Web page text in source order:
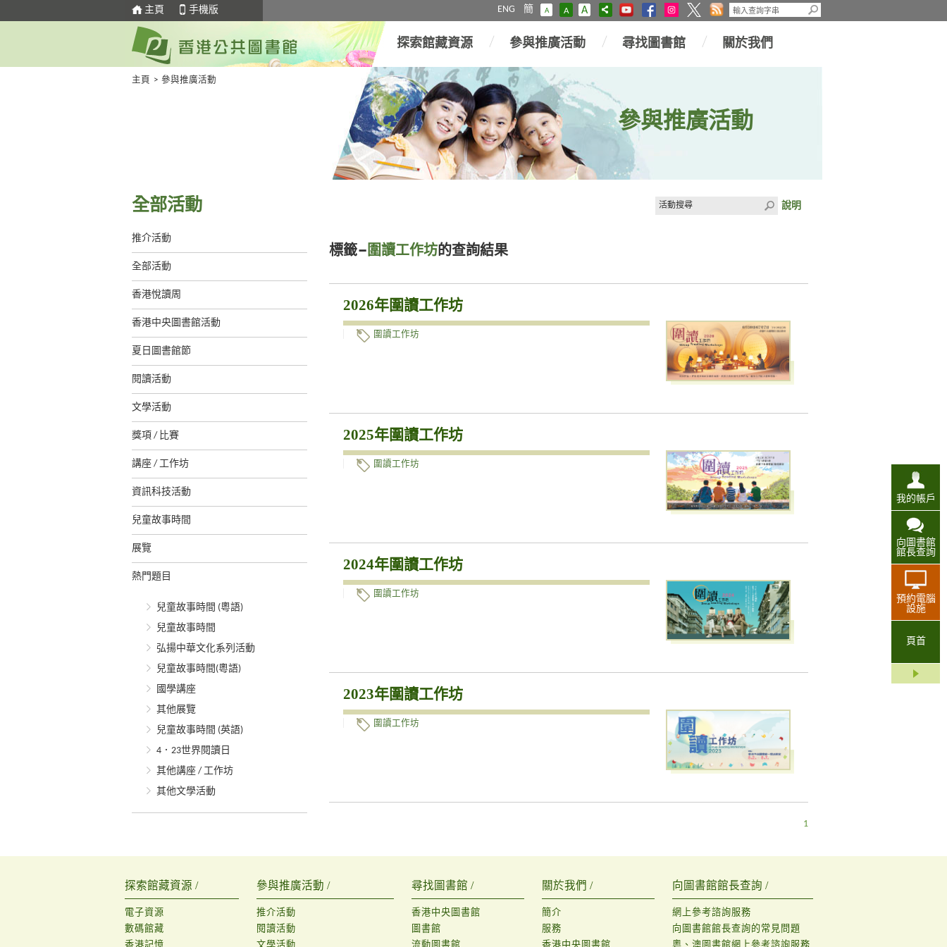
主頁 手機版 ENG 簡 A A A
我的帳戶
向圖書館
館長查詢
預約電腦
設施
頁首
探索館藏資源 參與推廣活動 尋找圖書館 關於我們
主頁 > 參與推廣活動
參與推廣活動
全部活動
推介活動
全部活動
香港悅讀周
香港中央圖書館活動
夏日圖書館節
閱讀活動
文學活動
獎項 / 比賽
講座 / 工作坊
資訊科技活動
兒童故事時間
展覽
熱門題目
兒童故事時間 (粵語)
兒童故事時間
弘揚中華文化系列活動
兒童故事時間(粵語)
國學講座
其他展覽
兒童故事時間 (英語)
4．23世界閱讀日
其他講座 / 工作坊
其他文學活動
說明
標籤– 圍讀工作坊 的查詢結果
2026年圍讀工作坊
圍讀工作坊
2025年圍讀工作坊
圍讀工作坊
2024年圍讀工作坊
圍讀工作坊
2023年圍讀工作坊
圍讀工作坊
1
探索館藏資源 /
電子資源
數碼館藏
參與推廣活動 /
推介活動
閱讀活動
尋找圖書館 /
香港中央圖書館
圖書館
關於我們 /
簡介
服務
向圖書館館長查詢 /
網上參考諮詢服務
向圖書館館長查詢的常見問題